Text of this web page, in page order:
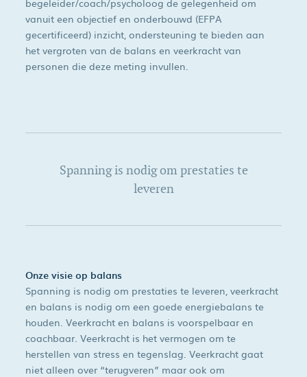
vanuit een objectief en onderbouwd (EFPA
gecertificeerd) inzicht, ondersteuning te bieden aan
het vergroten van de balans en veerkracht van
personen die deze meting invullen.
Spanning is nodig om prestaties te
leveren
Onze visie op balans
Spanning is nodig om prestaties te leveren, veerkracht
en balans is nodig om een goede energiebalans te
houden. Veerkracht en balans is voorspelbaar en
coachbaar. Veerkracht is het vermogen om te
herstellen van stress en tegenslag. Veerkracht gaat
niet alleen over “terugveren” maar ook om